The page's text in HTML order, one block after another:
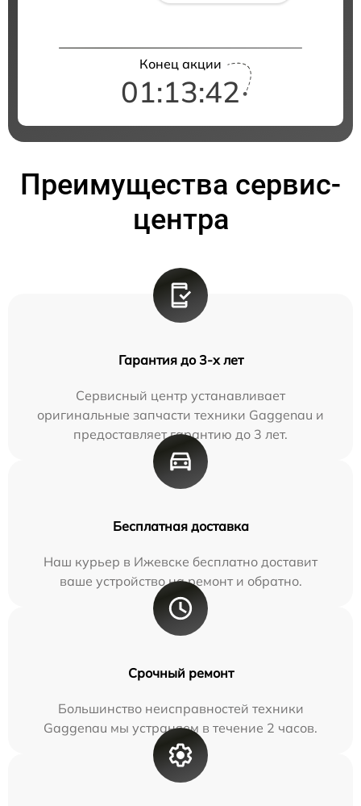
Конец акции
01:13:42
Преимущества сервис-
центра
Гарантия до 3-х лет
Сервисный центр устанавливает
оригинальные запчасти техники Gaggenau и
предоставляет гарантию до 3 лет.
Бесплатная доставка
Наш курьер в Ижевске бесплатно доставит
ваше устройство на ремонт и обратно.
Срочный ремонт
Большинство неисправностей техники
Gaggenau мы устраняем в течение 2 часов.